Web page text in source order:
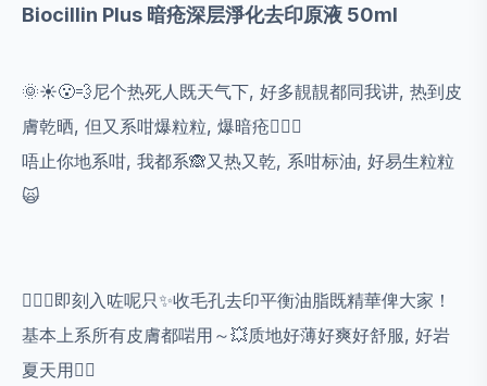
Biocillin Plus 暗疮深层淨化去印原液 50ml
🌞☀️😮‍💨尼个热死人既天气下, 好多靚靚都同我讲, 热到皮
膚乾晒, 但又系咁爆粒粒, 爆暗疮🤦🏻‍♀️
唔止你地系咁, 我都系🙈又热又乾, 系咁标油, 好易生粒粒
🙀
💁🏻‍♀️即刻入咗呢只✨️收毛孔去印平衡油脂既精華俾大家！
基本上系所有皮膚都啱用～💥质地好薄好爽好舒服, 好岩
夏天用👍🏻